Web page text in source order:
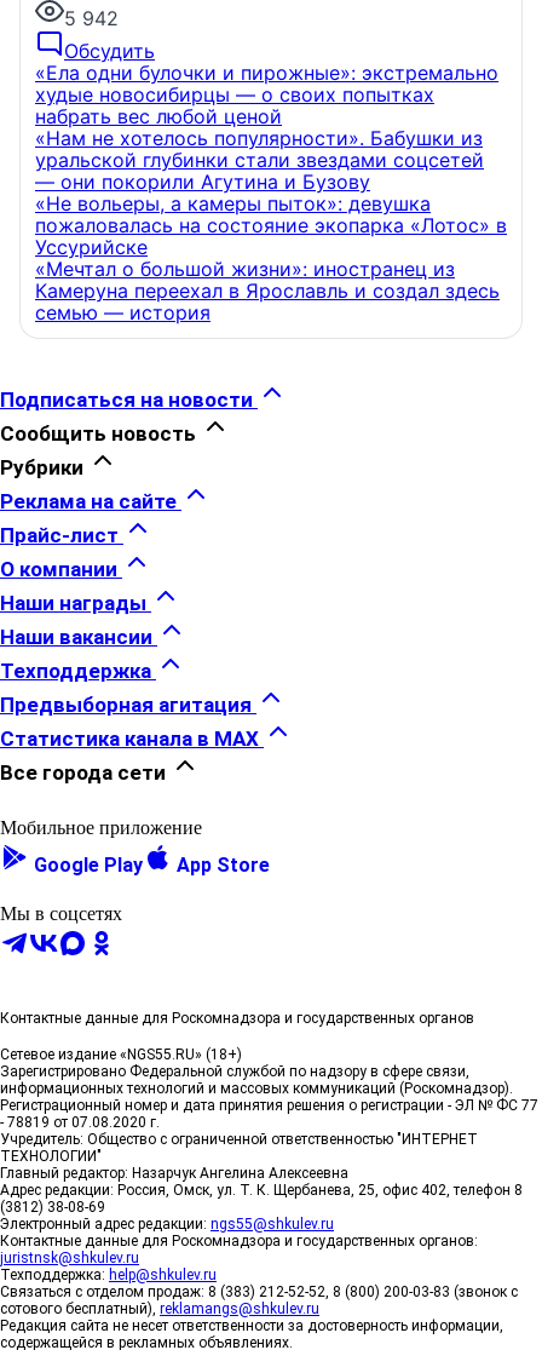
5 942
Обсудить
«Ела одни булочки и пирожные»: экстремально
худые новосибирцы — о своих попытках
набрать вес любой ценой
«Нам не хотелось популярности». Бабушки из
уральской глубинки стали звездами соцсетей
— они покорили Агутина и Бузову
«Не вольеры, а камеры пыток»: девушка
пожаловалась на состояние экопарка «Лотос» в
Уссурийске
«Мечтал о большой жизни»: иностранец из
Камеруна переехал в Ярославль и создал здесь
семью — история
Подписаться на новости
Сообщить новость
Рубрики
Реклама на сайте
Прайс-лист
О компании
Наши награды
Наши вакансии
Техподдержка
Предвыборная агитация
Статистика канала в MAX
Все города сети
Мобильное приложение
Google Play App Store
Мы в соцсетях
Контактные данные для Роскомнадзора и государственных органов
Сетевое издание «NGS55.RU» (18+)
Зарегистрировано Федеральной службой по надзору в сфере связи,
информационных технологий и массовых коммуникаций (Роскомнадзор).
Регистрационный номер и дата принятия решения о регистрации - ЭЛ № ФС 77
- 78819 от 07.08.2020 г.
Учредитель: Общество с ограниченной ответственностью "ИНТЕРНЕТ
ТЕХНОЛОГИИ"
Главный редактор: Назарчук Ангелина Алексеевна
Адрес редакции: Россия, Омск, ул. Т. К. Щербанева, 25, офис 402, телефон 8
(3812) 38-08-69
Электронный адрес редакции: ngs55@shkulev.ru
Контактные данные для Роскомнадзора и государственных органов:
juristnsk@shkulev.ru
Техподдержка: help@shkulev.ru
Связаться с отделом продаж: 8 (383) 212-52-52, 8 (800) 200-03-83 (звонок с
сотового бесплатный), reklamangs@shkulev.ru
Редакция сайта не несет ответственности за достоверность информации,
содержащейся в рекламных объявлениях.